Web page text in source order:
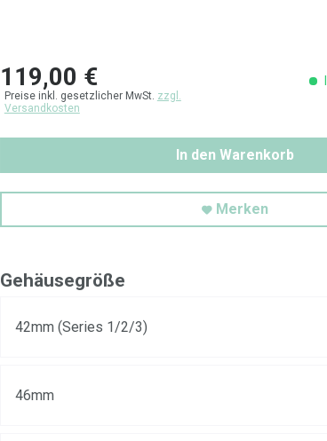
119,00 €
Preise inkl. gesetzlicher MwSt. zzgl.
Versandkosten
In den Warenkorb
Merken
Gehäusegröße
42mm (Series 1/2/3)
46mm